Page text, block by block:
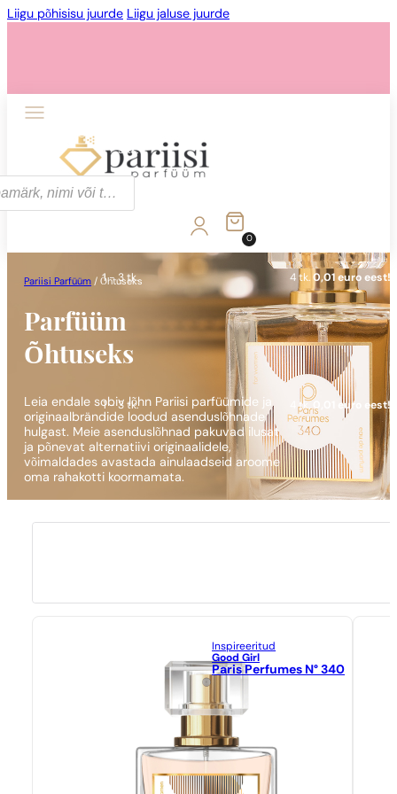
Liigu põhisisu juurde Liigu jaluse juurde
1 - 3 tk.
1 - 3 tk. 4 tk. 0,01 euro eest!
1 - 3 tk. 4 tk. 0,01 euro eest!
0
Pariisi Parfüüm /Õhtuseks
Parfüüm
Õhtuseks
Leia endale sobiv lõhn Pariisi parfüümide ja
originaalbrändide loodud asenduslõhnade
hulgast. Meie asenduslõhnad pakuvad ilusat
ja põnevat alternatiivi originaalidele,
võimaldades avastada ainulaadseid aroome
oma rahakotti koormamata.
Inspireeritud
Good Girl
Paris Perfumes N° 340